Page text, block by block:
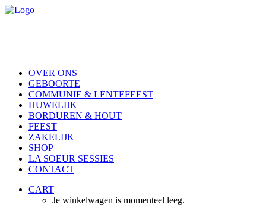
OVER ONS
GEBOORTE
COMMUNIE & LENTEFEEST
HUWELIJK
BORDUREN & HOUT
FEEST
ZAKELIJK
SHOP
LA SOEUR SESSIES
CONTACT
CART
Je winkelwagen is momenteel leeg.